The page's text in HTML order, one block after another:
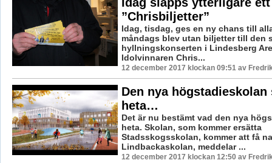
”Chrisbiljetter”
Idag, tisdag, ges en ny chans till
måndags blev utan biljetter till den
hyllningskonserten i Lindesberg
Idolvinnaren Chris...
12 december 2017 klockan 09:51 av
Den nya högstadieskolan
heta…
Det är nu bestämt vad den nya
heta. Skolan, som kommer ersätta
Stadsskogsskolan, kommer att få
Lindbackaskolan, meddelar ...
12 december 2017 klockan 12:50 av